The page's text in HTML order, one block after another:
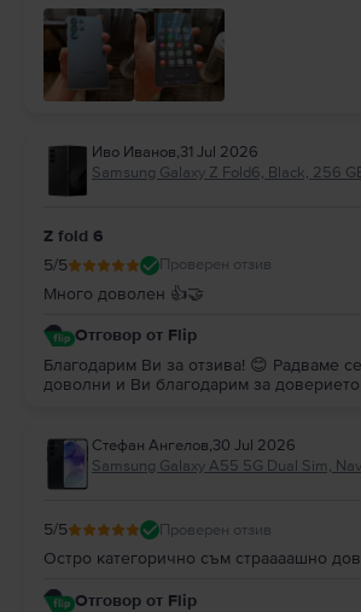
Иво Иванов,31 Jul 2026
Samsung Galaxy Z Fold6, Black, 256
Z fold 6
5/5 Проверен отзив
Много доволен 👍🤝
Отговор от Flip
Благодарим Ви за отзива! 😊 Радваме
доволни и Ви благодарим за доверието!
Стефан Ангелов,30 Jul 2026
Samsung Galaxy A55 5G Dual Sim,
5/5 Проверен отзив
Остро категорично съм страааашно
Отговор от Flip